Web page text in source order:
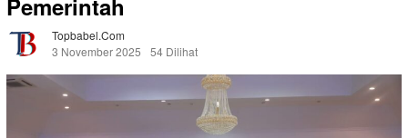
Pemerintah
Topbabel.com
3 November 2025
54 Dilihat